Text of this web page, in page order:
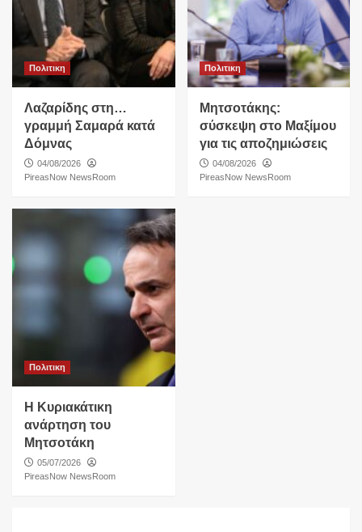
Πολιτικη
Λαζαρίδης στη…
γραμμή Σαμαρά κατά
Δόμνας
04/08/2026
PireasNow NewsRoom
Πολιτικη
Μητσοτάκης:
σύσκεψη στο Μαξίμου
για τις αποζημιώσεις
04/08/2026
PireasNow NewsRoom
Πολιτικη
Η Κυριακάτικη
ανάρτηση του
Μητσοτάκη
05/07/2026
PireasNow NewsRoom